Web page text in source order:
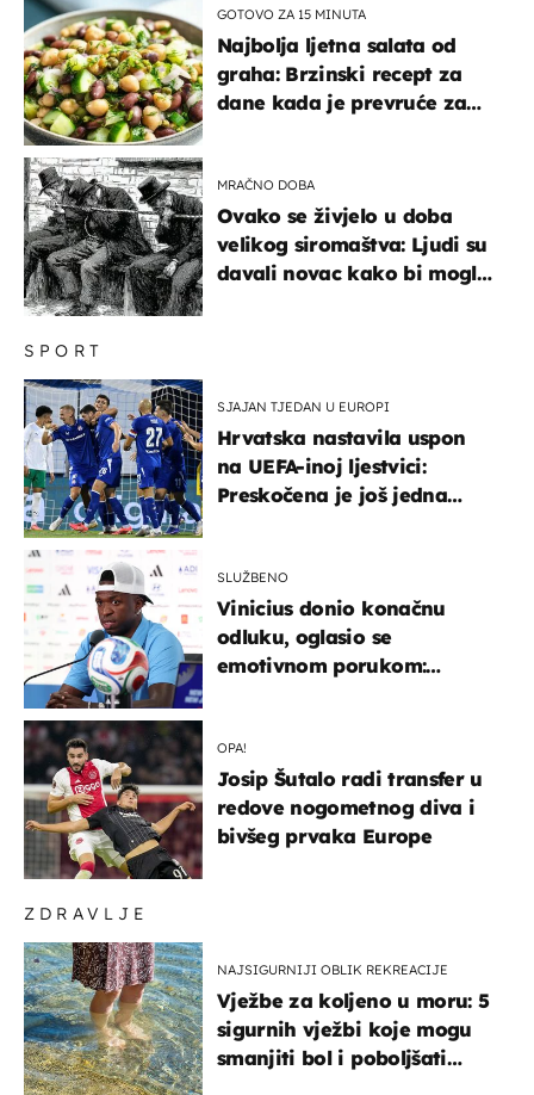
ZDRAVLJE
NAJSIGURNIJI OBLIK REKREACIJE
Vježbe za koljeno u moru: 5
sigurnih vježbi koje mogu
smanjiti bol i poboljšati
SPORT
SJAJAN TJEDAN U EUROPI
Hrvatska nastavila uspon
na UEFA-inoj ljestvici:
Preskočena je još jedna
SLUŽBENO
Vinicius donio konačnu
odluku, oglasio se
emotivnom porukom:
OPA!
Josip Šutalo radi transfer u
redove nogometnog diva i
bivšeg prvaka Europe
GOTOVO ZA 15 MINUTA
Najbolja ljetna salata od
graha: Brzinski recept za
dane kada je prevruće za
MRAČNO DOBA
Ovako se živjelo u doba
velikog siromaštva: Ljudi su
davali novac kako bi mogli